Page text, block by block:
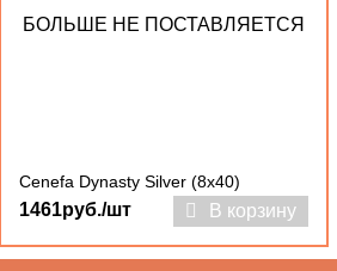
БОЛЬШЕ НЕ ПОСТАВЛЯЕТСЯ
Cenefa Dynasty Silver (8x40)
1461руб./шт В корзину